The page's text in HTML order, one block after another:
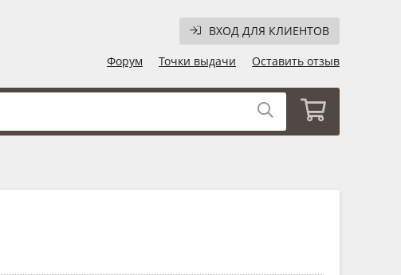
ВХОД ДЛЯ КЛИЕНТОВ
Форум
Точки выдачи Оставить отзыв